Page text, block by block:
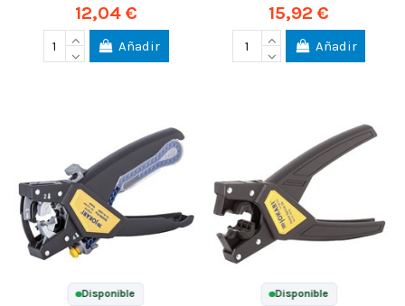
12,04 €
Añadir
15,92 €
Añadir
Disponible Disponible